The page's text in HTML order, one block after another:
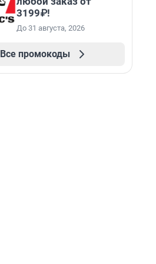
3199₽!
До 31 августа, 2026
Все промокоды